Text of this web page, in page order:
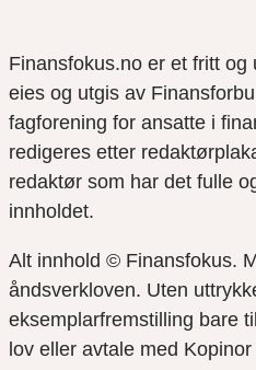
Finansfokus.no er et fritt og
eies og utgis av
fagforening for ansatte i
redigeres etter
redaktør som har det fulle
innholdet.
Alt innhold © Finansfokus.
åndsverkloven. Uten
eksemplarfremstilling bare
lov eller avtale med Kopinor